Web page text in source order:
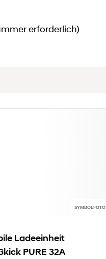
erforderlich)
SYMBOLFOTO
Ladeeinheit
PURE 32A